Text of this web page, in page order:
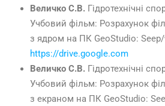
Величко С.В. Гідротехнічні
Учбовий фільм: Розрахунок
з ядром на ПК GeoStudio:
https://drive.google.com
Величко С.В. Гідротехнічні
Учбовий фільм: Розрахунок
з екраном на ПК GeoStudio: